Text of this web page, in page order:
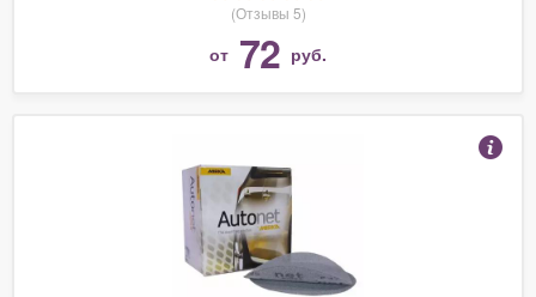
(Отзывы 5)
от 72 руб.